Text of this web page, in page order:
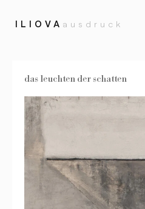
ILIOVA ausdruck
das leuchten der schatten